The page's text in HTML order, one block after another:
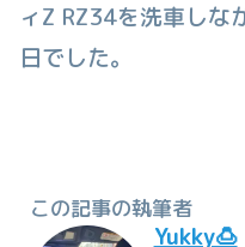
ィZ RZ34を洗車しな
日でした。
この記事の執筆者
Yukky🍮